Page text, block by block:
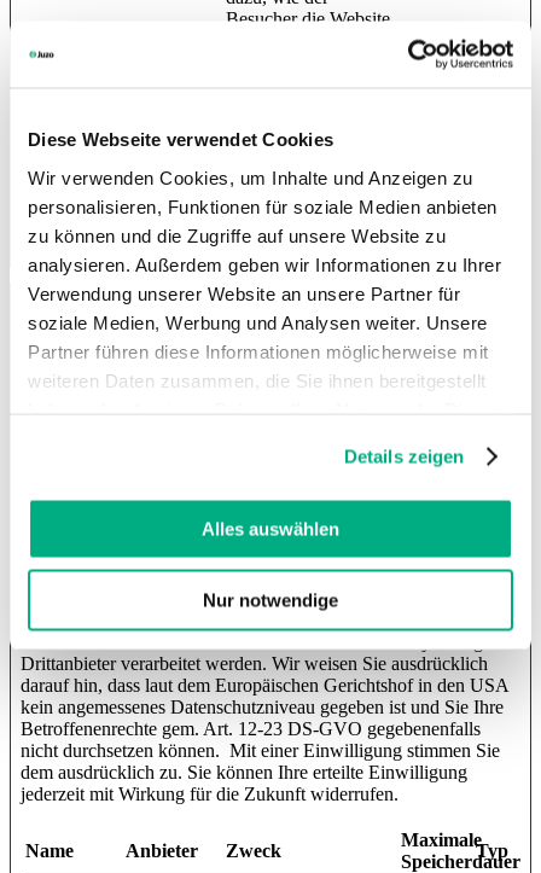
Diese Webseite verwendet Cookies
Wir verwenden Cookies, um Inhalte und Anzeigen zu
personalisieren, Funktionen für soziale Medien anbieten
zu können und die Zugriffe auf unsere Website zu
analysieren. Außerdem geben wir Informationen zu Ihrer
Verwendung unserer Website an unsere Partner für
soziale Medien, Werbung und Analysen weiter. Unsere
Partner führen diese Informationen möglicherweise mit
weiteren Daten zusammen, die Sie ihnen bereitgestellt
Cookies, wenn Sie unsere Webseite weiterhin nutzen.
Weitere Informationen finden Sie in
DatenschutzerklärungundImpressum
Details zeigen
Alles auswählen
Nur notwendige
Besucher die Website
Besucher. Dies wird
und Webseite-
Optimierung
verwendet.
Sitzung
HT
Marketing (27)
Marketing-Cookies werden verwendet, um Besuchern auf
Webseiten zu folgen. Die Absicht ist, Anzeigen zu zeigen, die
Hinweis für die Verarbeitung Ihrer personenbezogener Daten in
die USA durch Google, Facebook, LinkedIn, YouTube, Pinterest:
Wenn Sie Ihre Einwilligung zu den zu den Drittanbietern Google,
Facebook, LinkedIn, YouTube und Pinterest erteilen, willigen Sie
Drittanbieter verarbeitet werden. Wir weisen Sie ausdrücklich
darauf hin, dass laut dem Europäischen Gerichtshof in den USA
kein angemessenes Datenschutzniveau gegeben ist und Sie Ihre
Betroffenenrechte gem. Art. 12-23 DS-GVO gegebenenfalls
nicht durchsetzen können. Mit einer Einwilligung stimmen Sie
dem ausdrücklich zu. Sie können Ihre erteilte Einwilligung
jederzeit mit Wirkung für die Zukunft widerrufen.
Name Anbieter Zweck
Maximale
Speicherdauer
Typ